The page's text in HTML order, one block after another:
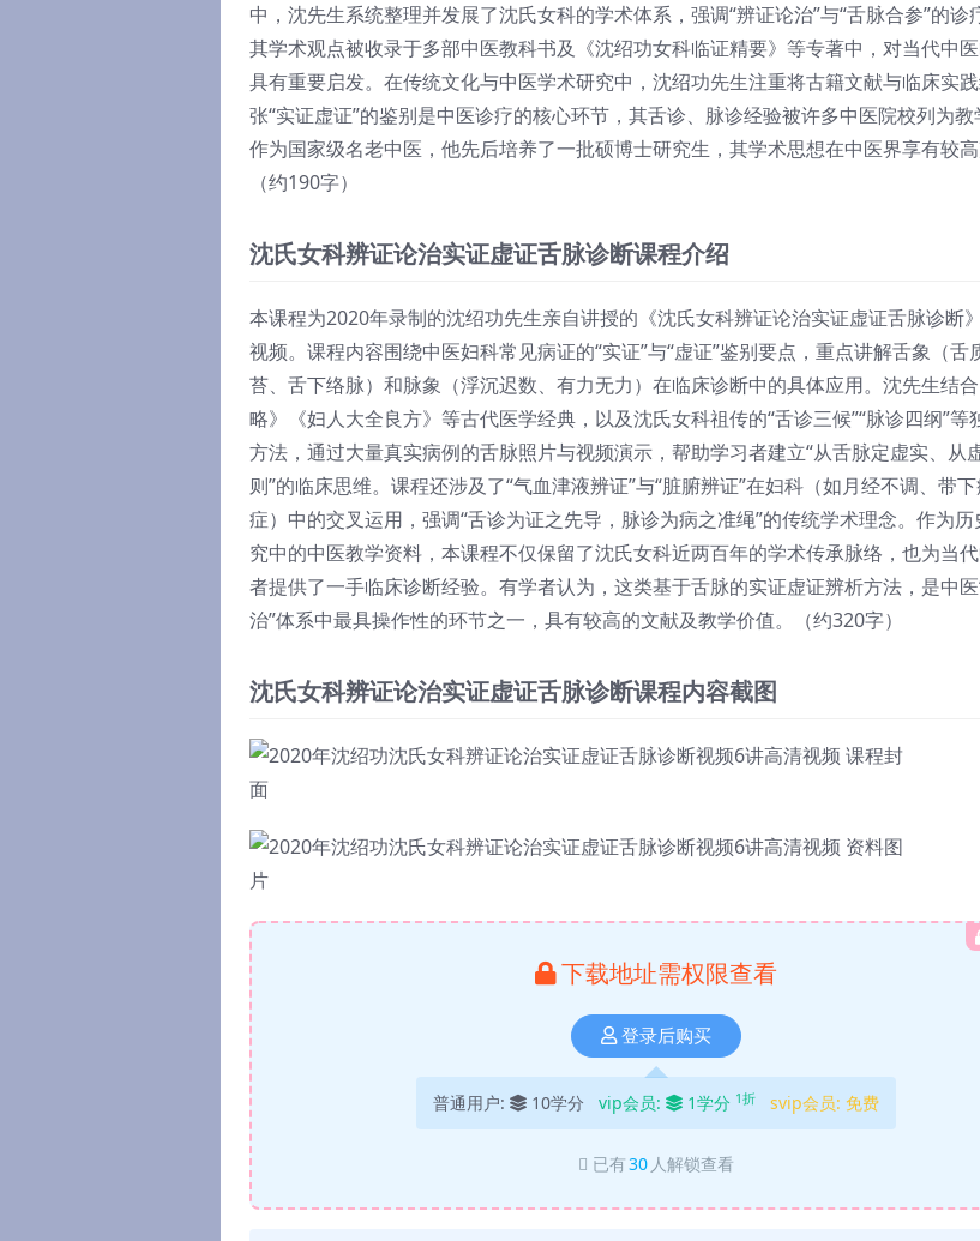
中，沈先生系统整理并发展了沈氏女科的学术体系，强调“辨证论治”与“舌脉合参”的诊
其学术观点被收录于多部中医教科书及《沈绍功女科临证精要》等专著中，对当代中
具有重要启发。在传统文化与中医学术研究中，沈绍功先生注重将古籍文献与临床实
张“实证虚证”的鉴别是中医诊疗的核心环节，其舌诊、脉诊经验被许多中医院校列为教
作为国家级名老中医，他先后培养了一批硕博士研究生，其学术思想在中医界享有较高
（约190字）
沈氏女科辨证论治实证虚证舌脉诊断课程介绍
本课程为2020年录制的沈绍功先生亲自讲授的《沈氏女科辨证论治实证虚证舌脉诊断
视频。课程内容围绕中医妇科常见病证的“实证”与“虚证”鉴别要点，重点讲解舌象（舌
苔、舌下络脉）和脉象（浮沉迟数、有力无力）在临床诊断中的具体应用。沈先生结
略》《妇人大全良方》等古代医学经典，以及沈氏女科祖传的“舌诊三候”“脉诊四纲”等
方法，通过大量真实病例的舌脉照片与视频演示，帮助学习者建立“从舌脉定虚实、从
则”的临床思维。课程还涉及了“气血津液辨证”与“脏腑辨证”在妇科（如月经不调、带
症）中的交叉运用，强调“舌诊为证之先导，脉诊为病之准绳”的传统学术理念。作为
究中的中医教学资料，本课程不仅保留了沈氏女科近两百年的学术传承脉络，也为当
者提供了一手临床诊断经验。有学者认为，这类基于舌脉的实证虚证辨析方法，是中
治”体系中最具操作性的环节之一，具有较高的文献及教学价值。（约320字）
沈氏女科辨证论治实证虚证舌脉诊断课程内容截图
下载地址需权限查看
登录后购买
普通用户: 10学分 vip会员: 1学分 1折 svip会员: 免费
已有30 人解锁查看